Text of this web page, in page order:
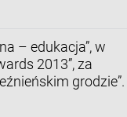
– edukacja”, w
2013”, za
grodzie”.